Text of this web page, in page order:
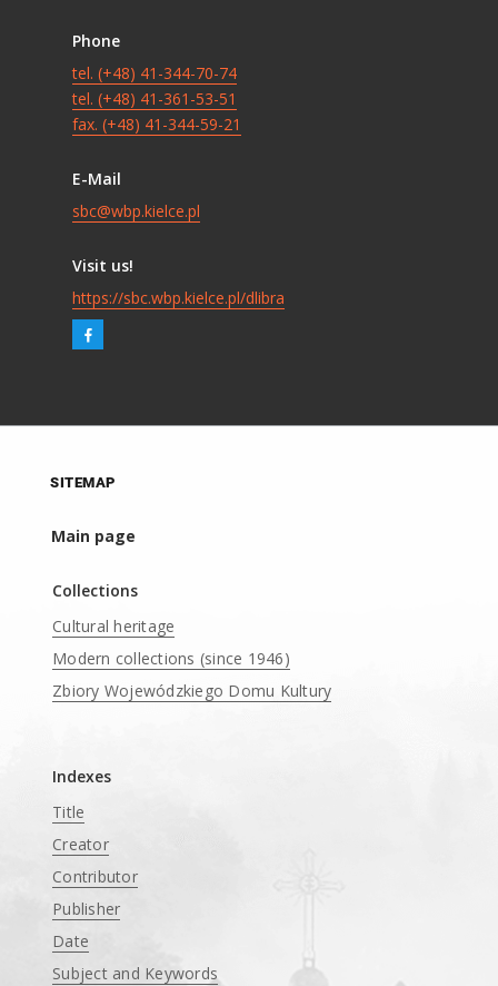
Phone
tel. (+48) 41-344-70-74
tel. (+48) 41-361-53-51
fax. (+48) 41-344-59-21
E-Mail
sbc@wbp.kielce.pl
Visit us!
https://sbc.wbp.kielce.pl/dlibra
SITEMAP
Main page
Collections
Cultural heritage
Modern collections (since 1946)
Zbiory Wojewódzkiego Domu Kultury
Indexes
Title
Creator
Contributor
Publisher
Date
Subject and Keywords